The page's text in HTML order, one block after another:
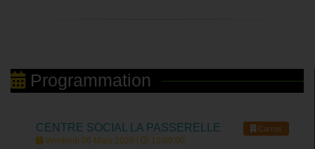
Programmation
CENTRE SOCIAL LA PASSERELLE Carros
Vendredi 06 Mars 2026 |
15:00:00